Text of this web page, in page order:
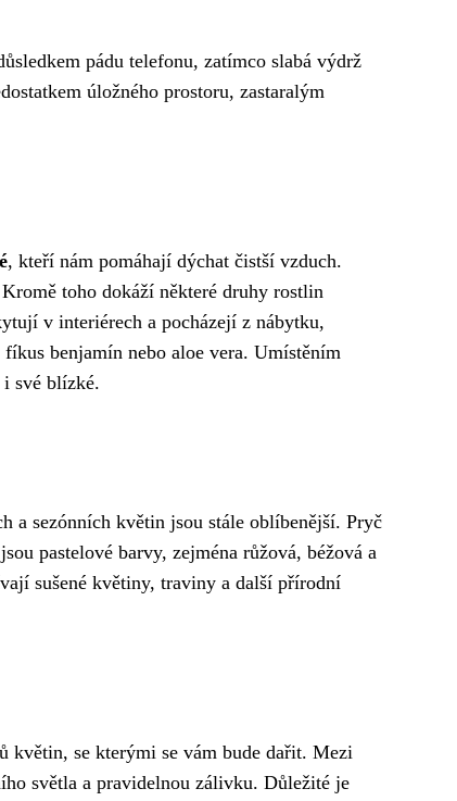
pádu telefonu, zatímco slabá výdrž
úložného prostoru, zastaralým
, kteří nám pomáhají dýchat čistší vzduch.
toho dokáží některé druhy rostlin
v interiérech a pocházejí z nábytku,
benjamín nebo aloe vera. Umístěním
i své blízké.
a sezónních květin jsou stále oblíbenější. Pryč
pastelové barvy, zejména růžová, béžová a
sušené květiny, traviny a další přírodní
květin, se kterými se vám bude dařit. Mezi
světla a pravidelnou zálivku. Důležité je